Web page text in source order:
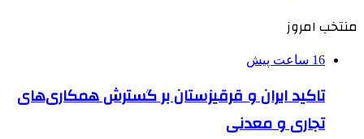
منتخب امروز
16 ساعت پیش
تاکید ایران و قرقیزستان بر گسترش همکاری‌های
تجاری و معدنی